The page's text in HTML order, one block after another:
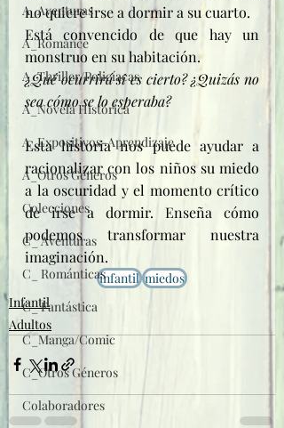
A_Aventuras
A_Romance
A_Thriller/Policíacas
A_Novela Histórica
A_Expositivos-Aprendizaje
A_Otros Géneros
Colecciones
C_ Aventuras
C_ Románticas
C_ Fantástica
C_Manga/Comic
C_Otros Géneros
Colaboradores
no quiere irse a dormir a su cuarto.
Está convencido de que hay un
monstruo en su habitación.
¿Qué ocurrirá si es cierto? ¿Quizás no
sea cómo se lo esperaba?
Esta historia nos puede ayudar a
racionalizar con los niños su miedo
a la oscuridad y el momento crítico
de irse a dormir. Enseña cómo
podemos transformar nuestra
imaginación.
infantil miedos
Infantil
Adultos